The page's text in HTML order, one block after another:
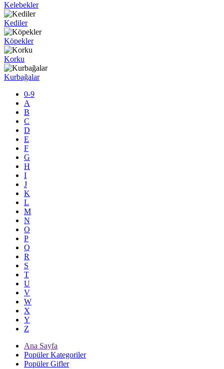
Kelebekler
Kediler
Köpekler
Korku
Kurbağalar
0-9
A
B
C
D
E
F
G
H
I
J
K
L
M
N
O
P
Q
R
S
T
U
V
W
X
Y
Z
Ana Sayfa
Popüler Kategoriler
Popüler Gifler